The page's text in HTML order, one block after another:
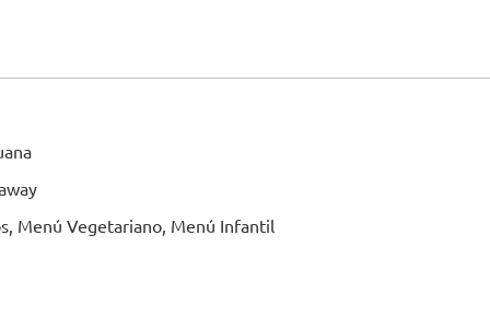
Menú Vegetariano, Menú Infantil